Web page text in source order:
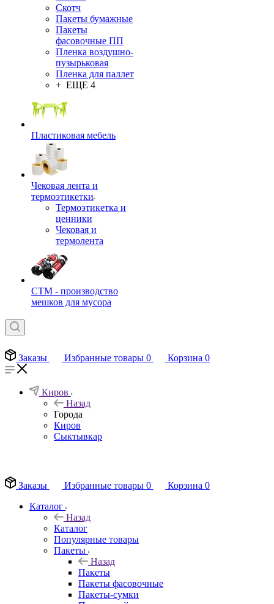
Скотч
Пакеты бумажные
Пакеты
фасовочные ПП
Пленка воздушно-
пузырьковая
Пленка для паллет
+ ЕЩЕ 4
Пластиковая мебель
Чековая лента и
термоэтикетки
Термоэтикетка и
ценники
Чековая и
термолента
СТМ - производство
мешков для мусора
Заказы Избранные товары 0 Корзина 0
Киров
Назад
Города
Киров
Сыктывкар
Заказы
Избранные товары 0 Корзина 0
Каталог
Назад
Каталог
Популярные товары
Пакеты
Назад
Пакеты
Пакеты фасовочные
Пакеты-сумки